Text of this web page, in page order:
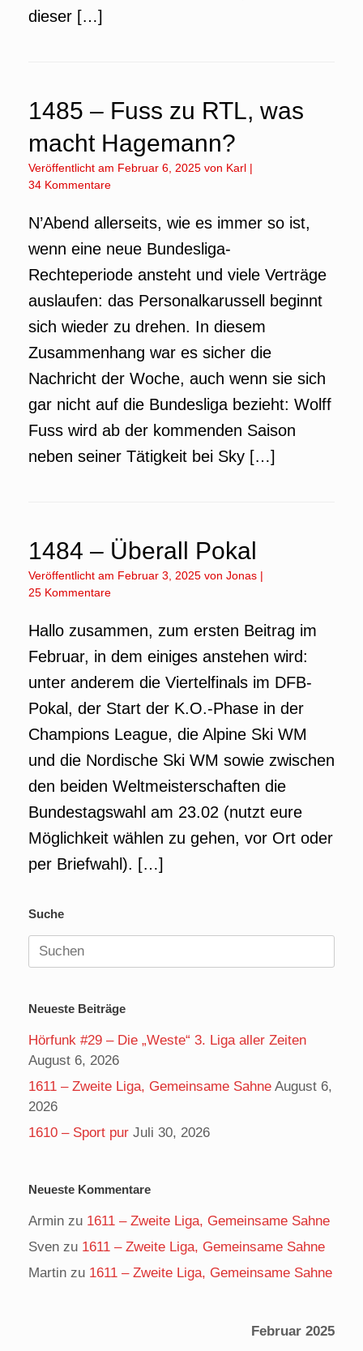
dieser […]
1485 – Fuss zu RTL, was
macht Hagemann?
Veröffentlicht am Februar 6, 2025 von Karl |
34 Kommentare
N’Abend allerseits, wie es immer so ist,
wenn eine neue Bundesliga-
Rechteperiode ansteht und viele Verträge
auslaufen: das Personalkarussell beginnt
sich wieder zu drehen. In diesem
Zusammenhang war es sicher die
Nachricht der Woche, auch wenn sie sich
gar nicht auf die Bundesliga bezieht: Wolff
Fuss wird ab der kommenden Saison
neben seiner Tätigkeit bei Sky […]
1484 – Überall Pokal
Veröffentlicht am Februar 3, 2025 von Jonas |
25 Kommentare
Hallo zusammen, zum ersten Beitrag im
Februar, in dem einiges anstehen wird:
unter anderem die Viertelfinals im DFB-
Pokal, der Start der K.O.-Phase in der
Champions League, die Alpine Ski WM
und die Nordische Ski WM sowie zwischen
den beiden Weltmeisterschaften die
Bundestagswahl am 23.02 (nutzt eure
Möglichkeit wählen zu gehen, vor Ort oder
per Briefwahl). […]
Suche
Suchen
nach:
Neueste Beiträge
Hörfunk #29 – Die „Weste“ 3. Liga aller Zeiten
August 6, 2026
1611 – Zweite Liga, Gemeinsame Sahne August 6,
2026
1610 – Sport pur Juli 30, 2026
Neueste Kommentare
Armin zu 1611 – Zweite Liga, Gemeinsame Sahne
Sven zu 1611 – Zweite Liga, Gemeinsame Sahne
Martin zu 1611 – Zweite Liga, Gemeinsame Sahne
Februar 2025